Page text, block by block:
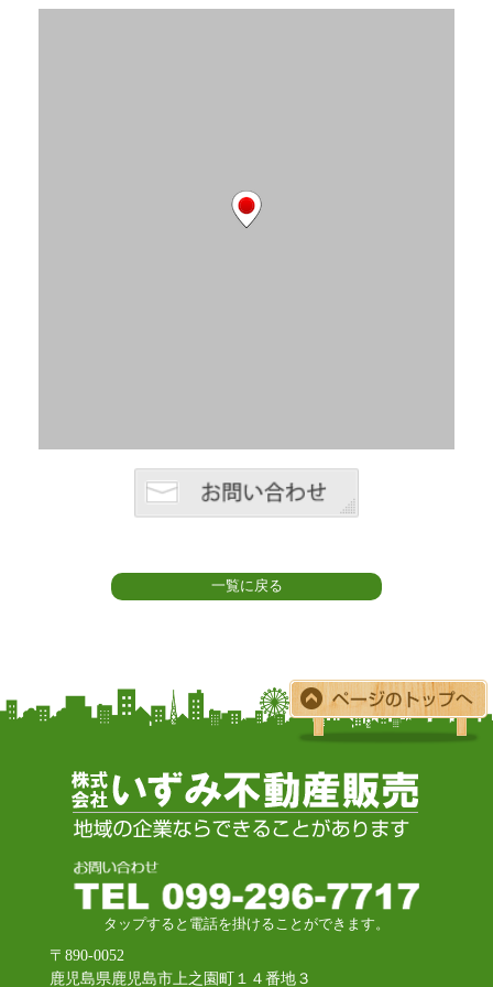
一覧に戻る
タップすると電話を掛けることができます。
〒890-0052
鹿児島県鹿児島市上之園町１４番地３